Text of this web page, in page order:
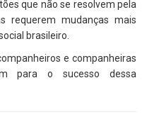
que não se resolvem pela
requerem mudanças mais
brasileiro.
e companheiras
para o sucesso dessa